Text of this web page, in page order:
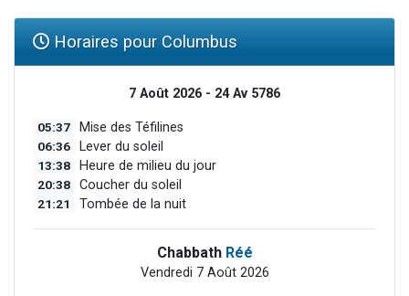
Horaires pour Columbus
7 Août 2026 - 24 Av 5786
05:37 Mise des Téfilines
06:36 Lever du soleil
13:38 Heure de milieu du jour
20:38 Coucher du soleil
21:21 Tombée de la nuit
Chabbath Réé
Vendredi 7 Août 2026